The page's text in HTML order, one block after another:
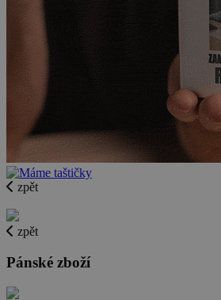
zpět
zpět
Pánské zboží